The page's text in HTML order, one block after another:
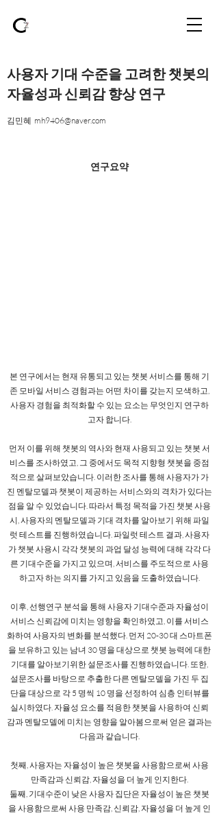
사용자 기대 수준을 고려한 챗봇의
자율성과 신뢰감 향상 연구
김민혜 mh9406@naver.com
연구요약
본 연구에서는 현재 유통되고 있는 챗봇 서비스를 통해 기
존 모바일 서비스 경험과는 어떤 차이를 갖는지 모색하고,
사용자 경험을 최적화할 수 있는 요소는 무엇인지 연구하
고자 합니다.
먼저 이를 위해 챗봇의 역사와 현재 사용되고 있는 챗봇 서
비스를 조사하였고, 그 중에서도 목적 지향형 챗봇을 중점
적으로 살펴보았습니다. 이러한 조사를 통해 사용자가 가
진 멘탈모델과 챗봇이 제공하는 서비스와의 격차가 있다는
점을 알 수 있었습니다. 따라서 특정 목적을 가진 챗봇 사용
시, 사용자의 멘탈모델과 기대 격차를 알아보기 위해 파일
럿 테스트를 진행하였습니다. 파일럿 테스트 결과, 사용자
가 챗봇 사용시 각각 챗봇의 과업 달성 능력에 대해 각각 다
른 기대수준을 가지고 있으며, 서비스를 주도적으로 사용
하고자 하는 의지를 가지고 있음을 도출하였습니다.
이후, 선행연구 분석을 통해 사용자 기대수준과 자율성이
서비스 신뢰감에 미치는 영향을 확인하였고, 이를 서비스
화하여 사용자의 변화를 분석했다. 먼저 20-30 대 스마트폰
을 보유하고 있는 남녀 30 명을 대상으로 챗봇 능력에 대한
기대를 알아보기위한 설문조사를 진행하였습니다. 또한,
설문조사를 바탕으로 추출한 다른 멘탈모델을 가진 두 집
단을 대상으로 각 5 명씩 10 명을 선정하여 심층 인터뷰를
실시하였다. 자율성 요소를 적용한 챗봇을 사용하여 신뢰
감과 멘탈모델에 미치는 영향을 알아봄으로써 얻은 결과는
다음과 같습니다.
첫째, 사용자는 자율성이 높은 챗봇을 사용함으로써 사용
만족감과 신뢰감, 자율성을 더 높게 인지한다.
둘째, 기대수준이 낮은 사용자 집단은 자율성이 높은 챗봇
을 사용함으로써 사용 만족감, 신뢰감, 자율성을 더 높게 인